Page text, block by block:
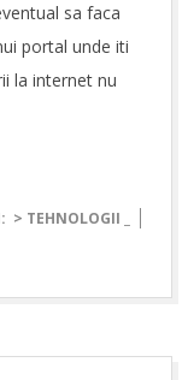
sa faca
portal unde iti
la internet nu
> TEHNOLOGII _